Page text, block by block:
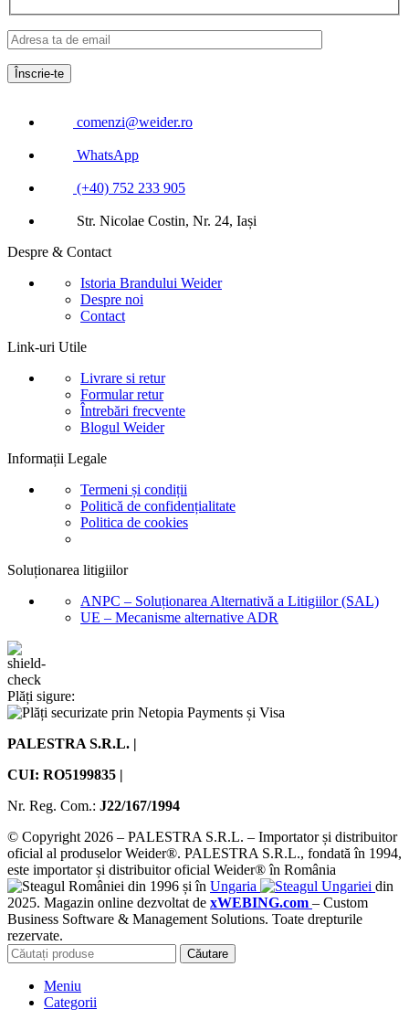
comenzi@weider.ro
WhatsApp
(+40) 752 233 905
Str. Nicolae Costin, Nr. 24, Iași
Despre & Contact
Istoria Brandului Weider
Despre noi
Contact
Link-uri Utile
Livrare si retur
Formular retur
Întrebări frecvente
Blogul Weider
Informații Legale
Termeni și condiții
Politică de confidențialitate
Politica de cookies
Soluționarea litigiilor
ANPC – Soluționarea Alternativă a Litigiilor (SAL)
UE – Mecanisme alternative ADR
Plăți sigure:
PALESTRA S.R.L. |
CUI: RO5199835 |
Nr. Reg. Com.: J22/167/1994
© Copyright 2026 – PALESTRA S.R.L. – Importator și distribuitor
oficial al produselor Weider®. PALESTRA S.R.L., fondată în 1994,
este importator și distribuitor oficial Weider® în România
din 1996 și în Ungaria
din
2025. Magazin online dezvoltat de xWEBING.com – Custom
Business Software & Management Solutions. Toate drepturile
rezervate.
Căutare
Meniu
Categorii